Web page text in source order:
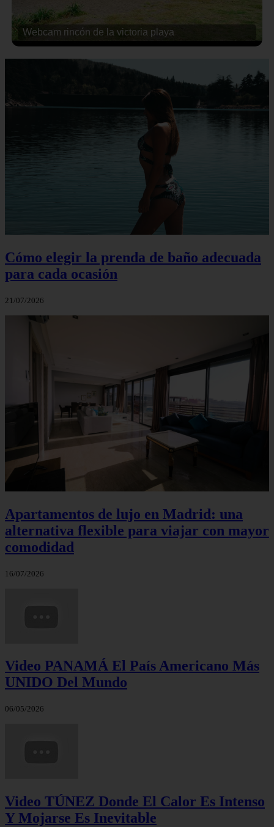
Webcam rincón de la victoria playa
Cómo elegir la prenda de baño adecuada
para cada ocasión
21/07/2026
Apartamentos de lujo en Madrid: una
alternativa flexible para viajar con mayor
comodidad
16/07/2026
Video PANAMÁ El País Americano Más
UNIDO Del Mundo
06/05/2026
Video TÚNEZ Donde El Calor Es Intenso
Y Mojarse Es Inevitable